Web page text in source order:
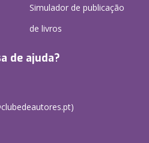
Simulador de publicação
de livros
de ajuda?
)